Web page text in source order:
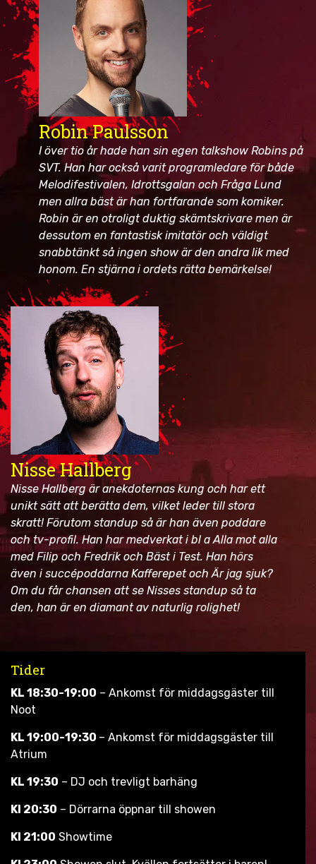
Robin Paulsson
I över tio år hade han sin egen talkshow Robins på
SVT. Han har också varit programledare för både
Melodifestivalen, Idrottsgalan och Fråga Lund
men allra bäst är han fortfarande som komiker.
Robin är en otroligt duktig skämtskrivare men är
dessutom en fantastisk imitatör och väldigt
snabbtänkt så ingen show är den andra lik med
honom. En stjärna i ordets rätta bemärkelse!
Nisse Hallberg
Nisse Hallberg är anekdoternas kung och har ett
unikt sätt att berätta dem, vilket leder till stora
skratt! Förutom standup så är han även poddare
och tv-profil. Han har medverkat i bl a Alla mot alla
med Filip och Fredrik och Bäst i Test. Han hörs
även i succépoddarna Kafferepet och Är jag sjuk?
Om du får chansen att se Nisses standup så ta
den, han är en diamant av naturlig rolighet!
Tider
KL 18:30-19:00 – Ankomst för middagsgäster till
Noot
KL 19:00-19:30 – Ankomst för middagsgäster till
Atrium
KL 19:30 – DJ och trevligt barhäng
Kl 20:30 – Dörrarna öppnar till showen
Kl 21:00 Showtime